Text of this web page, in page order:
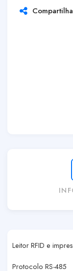
Leitor RFID e
Protocolo RS-485